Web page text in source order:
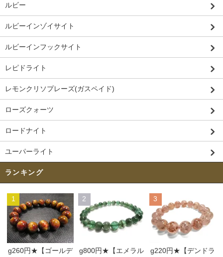
ルビー
ルビーインゾイサイト
ルビーインフックサイト
レピドライト
レモンクリソプレーズ(ガスペイド)
ローズクォーツ
ロードナイト
ユーパーライト
ランキング
1
g260円★【ゴールデ
2
g800円★【エメラル
3
g220円★【デンドラ